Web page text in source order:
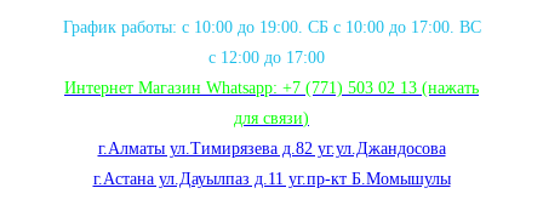
График работы: с 10:00 до 19:00. СБ с 10:00 до 17:00. ВС
с 12:00 до 17:00
Интернет Магазин Whatsapp: +7 (771) 503 02 13 (нажать
для связи)
г.Алматы ул.Тимирязева д.82 уг.ул.Джандосова
г.Астана ул.Дауылпаз д.11 уг.пр-кт Б.Момышулы